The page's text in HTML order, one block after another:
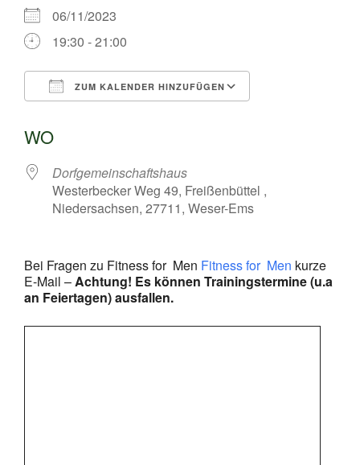
06/11/2023
19:30 - 21:00
ZUM KALENDER HINZUFÜGEN
WO
Dorfgemeinschaftshaus
Westerbecker Weg 49, Freißenbüttel ,
Niedersachsen, 27711, Weser-Ems
Bei Fragen zu Fitness for Men Fitness for Men kurze
E-Mail – Achtung! Es können Trainingstermine (u.a
an Feiertagen) ausfallen.